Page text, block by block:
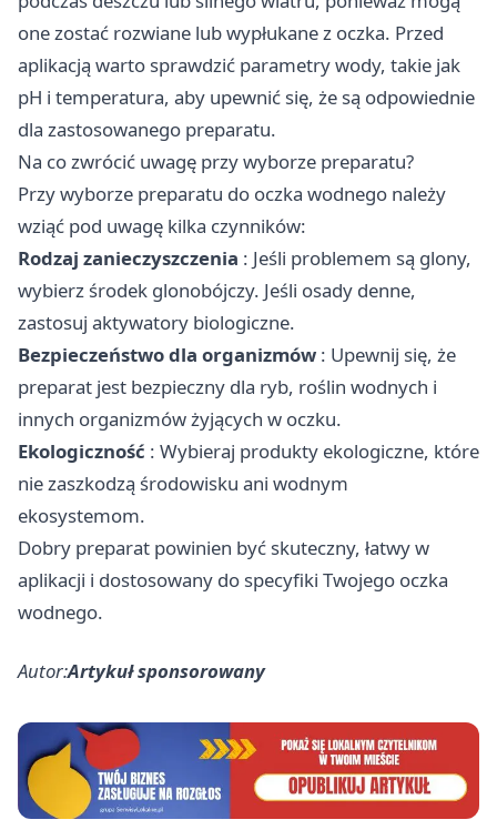
one zostać rozwiane lub wypłukane z oczka. Przed
aplikacją warto sprawdzić parametry wody, takie jak
pH i temperatura, aby upewnić się, że są odpowiednie
dla zastosowanego preparatu.
Na co zwrócić uwagę przy wyborze preparatu?
Przy wyborze preparatu do oczka wodnego należy
wziąć pod uwagę kilka czynników:
Rodzaj zanieczyszczenia : Jeśli problemem są glony,
wybierz środek glonobójczy. Jeśli osady denne,
zastosuj aktywatory biologiczne.
Bezpieczeństwo dla organizmów : Upewnij się, że
preparat jest bezpieczny dla ryb, roślin wodnych i
innych organizmów żyjących w oczku.
Ekologiczność : Wybieraj produkty ekologiczne, które
nie zaszkodzą środowisku ani wodnym
ekosystemom.
Dobry preparat powinien być skuteczny, łatwy w
aplikacji i dostosowany do specyfiki Twojego oczka
wodnego.
Autor:Artykuł sponsorowany